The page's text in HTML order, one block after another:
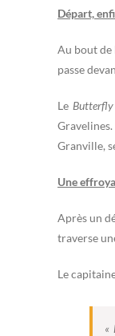
Départ,
Au bout de
passe
Le Butterfly
Granville,
Une
Après un
traverse
Le
«